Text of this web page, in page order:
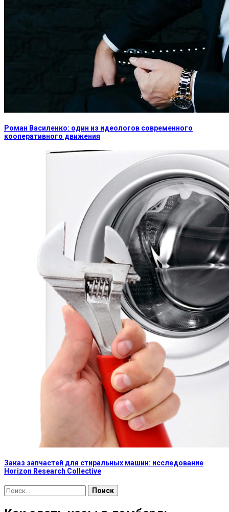
Роман Василенко: один из идеологов современного
кооперативного движения
Заказ запчастей для стиральных машин: исследование
Horizon Research Collective
Найти: